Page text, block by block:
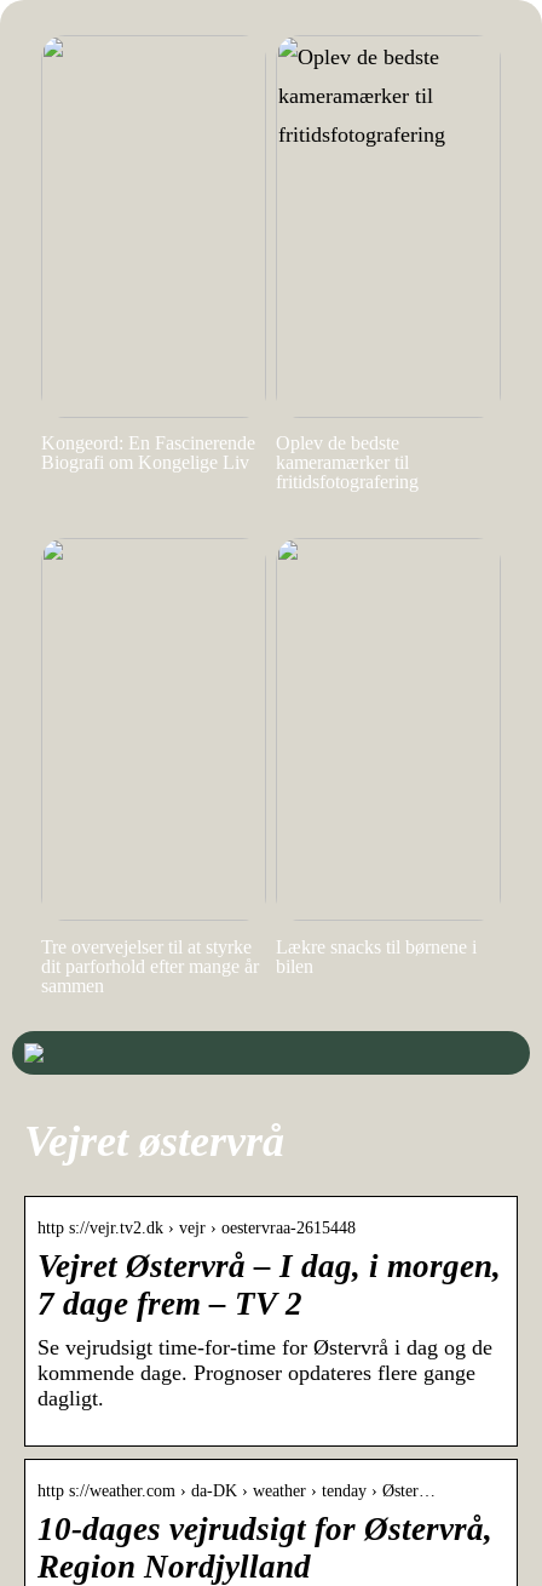
Kongeord: En Fascinerende
Biografi om Kongelige Liv
Oplev de bedste
kameramærker til
fritidsfotografering
Tre overvejelser til at styrke
dit parforhold efter mange år
sammen
Lækre snacks til børnene i
bilen
Vejret østervrå
http s://vejr.tv2.dk › vejr › oestervraa-2615448
Vejret Østervrå – I dag, i morgen,
7 dage frem – TV 2
Se vejrudsigt time-for-time for Østervrå i dag og de
kommende dage. Prognoser opdateres flere gange
dagligt.
http s://weather.com › da-DK › weather › tenday › Øster…
10-dages vejrudsigt for Østervrå,
Region Nordjylland